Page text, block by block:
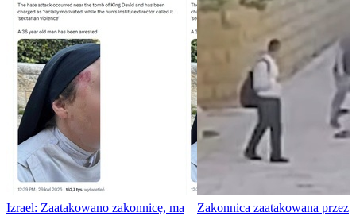
Izrael: Zaatakowano zakonnicę, ma
Zakonnica zaatakowana przez